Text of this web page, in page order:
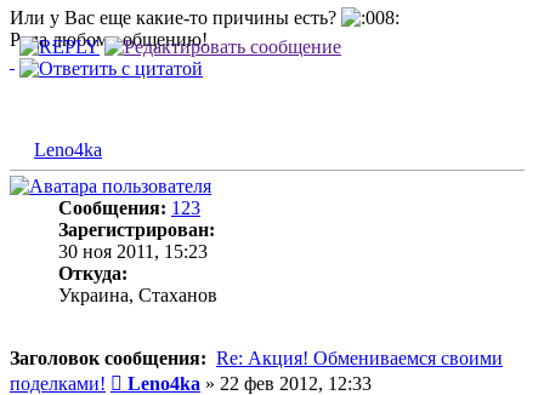
Или у Вас еще какие-то причины есть?
Рада любому общению!
Leno4ka
Сообщения: 123
Зарегистрирован:
30 ноя 2011, 15:23
Откуда:
Украина, Стаханов
Заголовок сообщения: Re: Акция! Обмениваемся своими
поделками!
Сообщение
Leno4ka » 22 фев 2012, 12:33